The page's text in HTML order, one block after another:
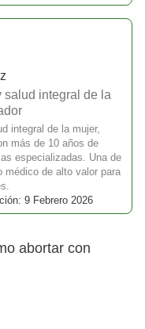
salud integral de la
integral de la mujer,
más de 10 años de
especializadas. Una de
médico de alto valor para
9 Febrero 2026
abortar con